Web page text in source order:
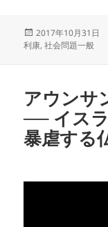
投
稿
2017年10月31日
利康,社会問題一般
アウンサ
── イス
暴虐する